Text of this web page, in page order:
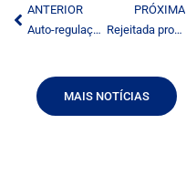
ANTERIOR
Auto-regulação é melhor alternativa para imprensa, apontam jornalistas
PRÓXIMA
Rejeitada proposta sobre veiculação de mensagens educativas
MAIS NOTÍCIAS